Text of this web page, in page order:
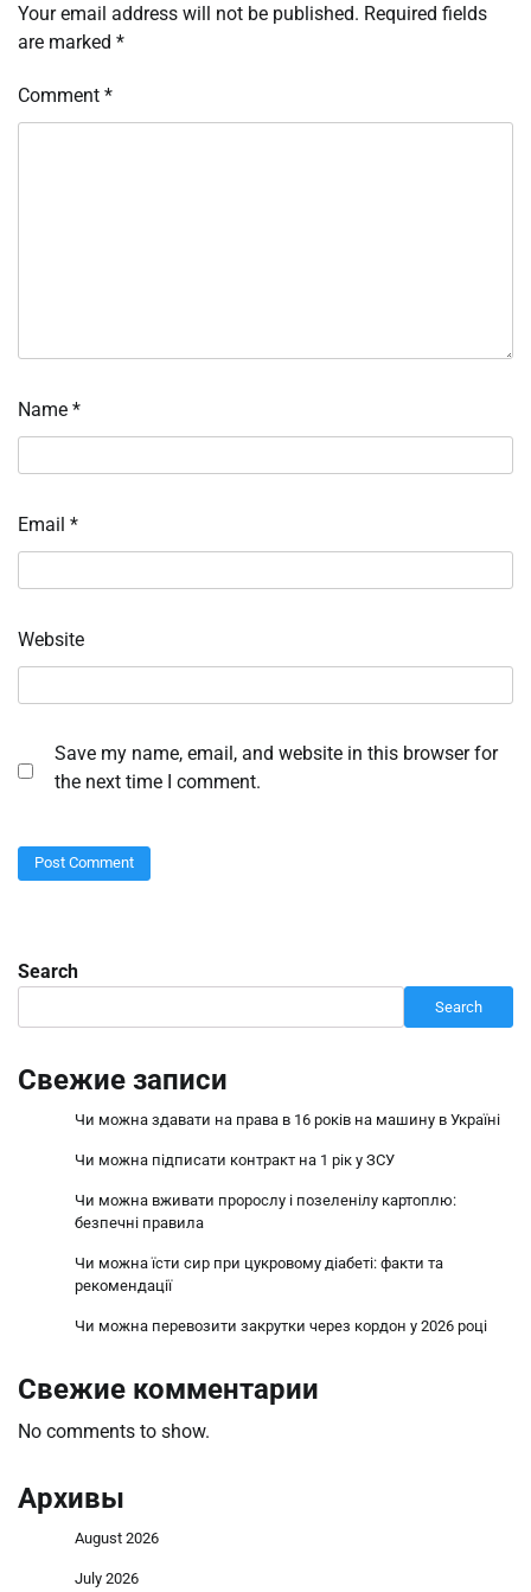
Your email address will not be published. Required fields
are marked *
Comment *
Name *
Email *
Website
Save my name, email, and website in this browser for
the next time I comment.
Search
Search
Свежие записи
Чи можна здавати на права в 16 років на машину в Україні
Чи можна підписати контракт на 1 рік у ЗСУ
Чи можна вживати пророслу і позеленілу картоплю:
безпечні правила
Чи можна їсти сир при цукровому діабеті: факти та
рекомендації
Чи можна перевозити закрутки через кордон у 2026 році
Свежие комментарии
No comments to show.
Архивы
August 2026
July 2026